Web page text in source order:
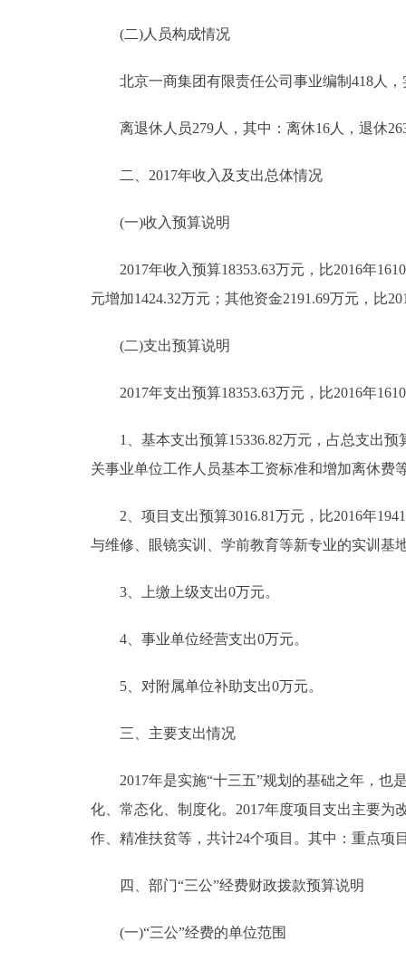
走进北京
北京概况
绿色北京
ENGLISH
DEUTSCH
ITALIANO
(二)人员构成情况
北京一商集团有限责任公司事业编制418人，
离退休人员279人，其中：离休16人，退休
二、2017年收入及支出总体情况
(一)收入预算说明
2017年收入预算18353.63万元，比2016年
元增加1424.32万元；其他资金2191.69万元，比
(二)支出预算说明
2017年支出预算18353.63万元，比2016年
1、基本支出预算15336.82万元，占总支出预算
关事业单位工作人员基本工资标准和增加离休费
2、项目支出预算3016.81万元，比2016年
与维修、眼镜实训、学前教育等新专业的实训基
3、上缴上级支出0万元。
4、事业单位经营支出0万元。
5、对附属单位补助支出0万元。
三、主要支出情况
2017年是实施“十三五”规划的基础之年，也
化、常态化、制度化。2017年度项目支出主要
作、精准扶贫等，共计24个项目。其中：重点项
四、部门“三公”经费财政拨款预算说明
(一)“三公”经费的单位范围